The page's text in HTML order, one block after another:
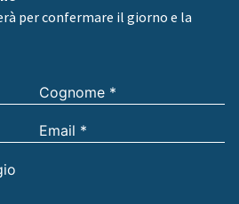
per confermare il giorno e la